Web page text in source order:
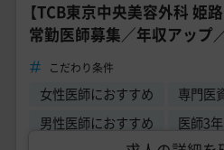
【TCB東京中央美容外科 姫
常勤医師募集／年収アップ
待遇求人《兵庫》
こだわり条件
女性医師におすすめ 専門医
男性医師におすすめ
医師3